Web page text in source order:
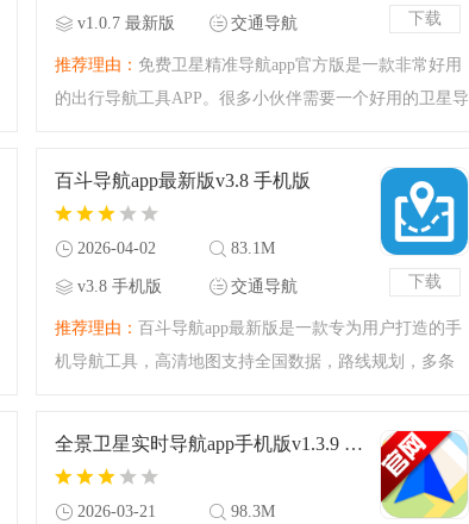
下载
v1.0.7 最新版 交通导航
推荐理由： 免费卫星精准导航app官方版是一款非常好用
的出行导航工具APP。很多小伙伴需要一个好用的卫星导
飞小编也是带来了这个免费卫星精准导航app官方版，强
下载
百斗导航app最新版v3.8 手机版
2026-04-02 83.1M
v3.8 手机版 交通导航
推荐理由： 百斗导航app最新版是一款专为用户打造的手
机导航工具，高清地图支持全国数据，路线规划，多条
全景卫星实时导航app手机版v1.3.9 最新版
2026-03-21 98.3M